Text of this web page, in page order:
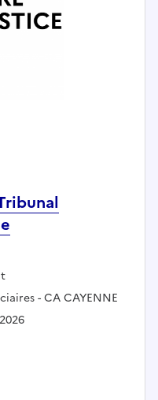
- CA CAYENNE
de justice - Tribunal